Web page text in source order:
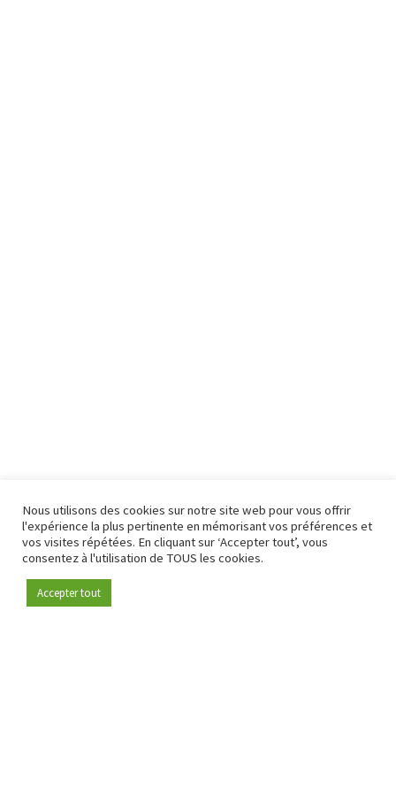
Devenez membre
Nous utilisons des cookies sur notre site web pour vous offrir
l'expérience la plus pertinente en mémorisant vos préférences et
vos visites répétées. En cliquant sur ‘Accepter tout’, vous
consentez à l'utilisation de TOUS les cookies.
Accepter tout